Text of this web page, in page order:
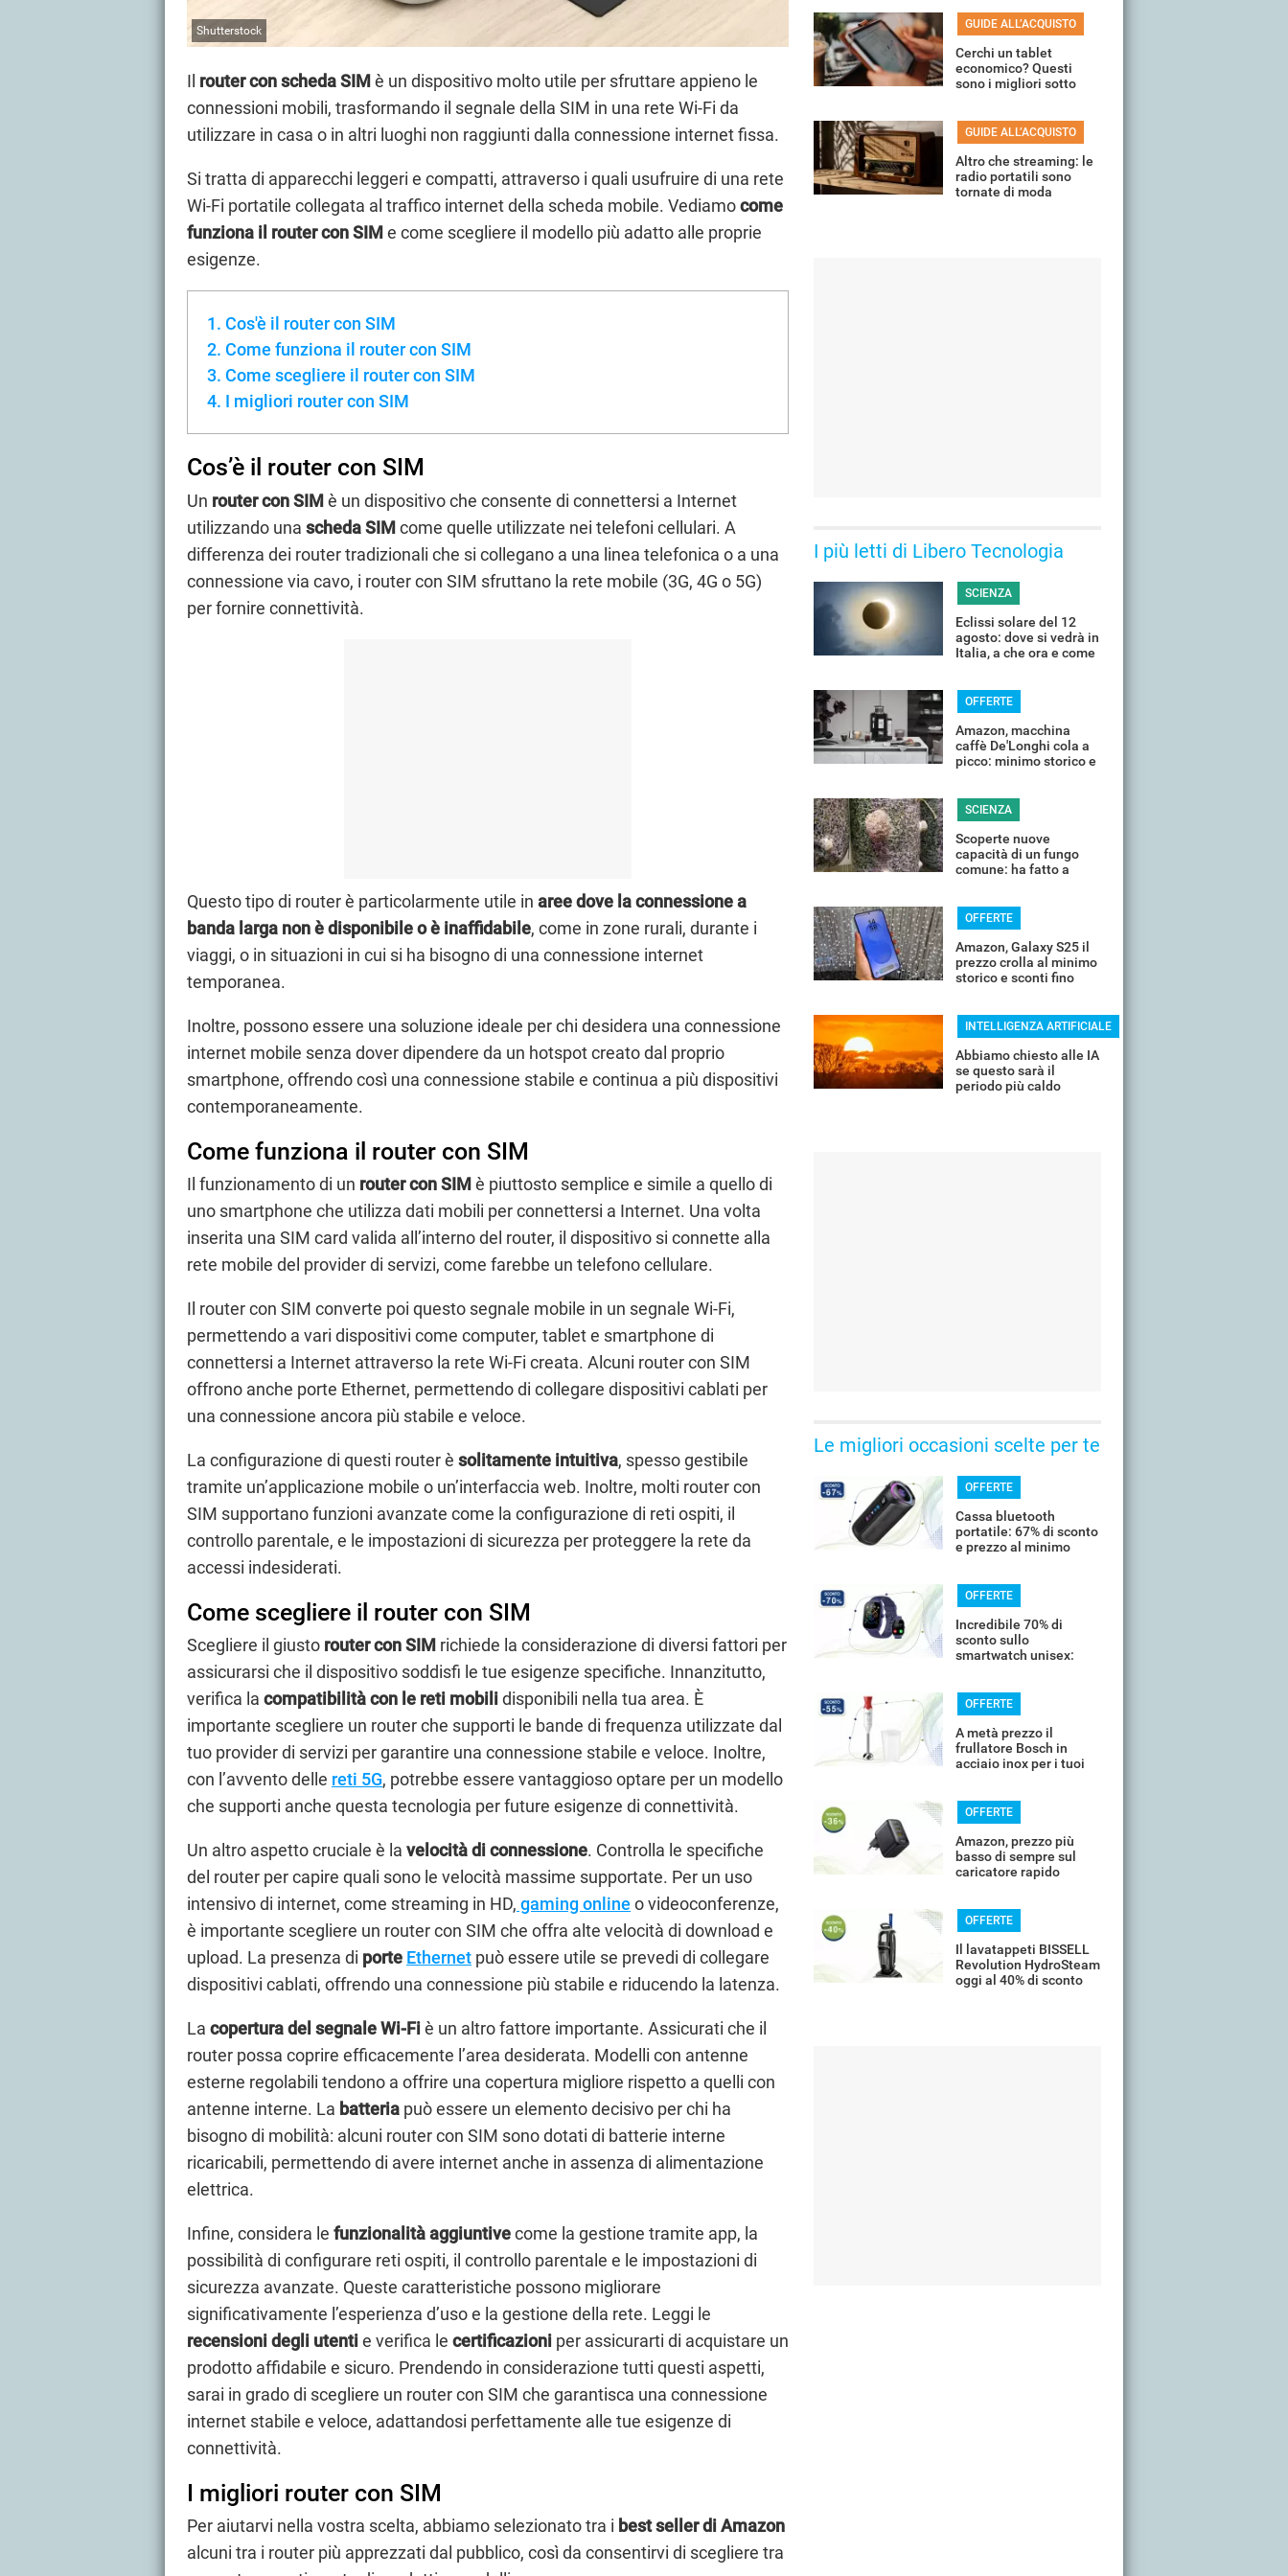
Shutterstock
Il router con scheda SIM è un dispositivo molto utile per sfruttare appieno le
connessioni mobili, trasformando il segnale della SIM in una rete Wi-Fi da
utilizzare in casa o in altri luoghi non raggiunti dalla connessione internet fissa.
Si tratta di apparecchi leggeri e compatti, attraverso i quali usufruire di una rete
Wi-Fi portatile collegata al traffico internet della scheda mobile. Vediamocome
funziona il router con SIM e come scegliere il modello più adatto alle proprie
esigenze.
Cos'è il router con SIM
Come funziona il router con SIM
Come scegliere il router con SIM
I migliori router con SIM
Cos’è il router con SIM
Un router con SIMè un dispositivo che consente di connettersi a Internet
utilizzando una scheda SIMcome quelle utilizzate nei telefoni cellulari. A
differenza dei router tradizionali che si collegano a una linea telefonica o a una
connessione via cavo, i router con SIM sfruttano la rete mobile (3G, 4G o 5G)
per fornire connettività.
Questo tipo di router è particolarmente utile in aree dove la connessione a
banda larga non è disponibile o è inaffidabile, come in zone rurali, durante i
viaggi, o in situazioni in cui si ha bisogno di una connessione internet
temporanea.
Inoltre, possono essere una soluzione ideale per chi desidera una connessione
internet mobile senza dover dipendere da un hotspot creato dal proprio
smartphone, offrendo così una connessione stabile e continua a più dispositivi
contemporaneamente.
Come funziona il router con SIM
Il funzionamento di un router con SIM è piuttosto semplice e simile a quello di
uno smartphone che utilizza dati mobili per connettersi a Internet. Una volta
inserita una SIM card valida all’interno del router, il dispositivo si connette alla
rete mobile del provider di servizi, come farebbe un telefono cellulare.
Il router con SIM converte poi questo segnale mobile in un segnale Wi-Fi,
permettendo a vari dispositivi come computer, tablet e smartphone di
connettersi a Internet attraverso la rete Wi-Fi creata. Alcuni router con SIM
offrono anche porte Ethernet, permettendo di collegare dispositivi cablati per
una connessione ancora più stabile e veloce.
La configurazione di questi router è solitamente intuitiva, spesso gestibile
tramite un’applicazione mobile o un’interfaccia web. Inoltre, molti router con
SIM supportano funzioni avanzate come la configurazione di reti ospiti, il
controllo parentale, e le impostazioni di sicurezza per proteggere la rete da
accessi indesiderati.
Come scegliere il router con SIM
Scegliere il giusto router con SIM richiede la considerazione di diversi fattori per
assicurarsi che il dispositivo soddisfi le tue esigenze specifiche. Innanzitutto,
verifica la compatibilità con le reti mobilidisponibili nella tua area. È
importante scegliere un router che supporti le bande di frequenza utilizzate dal
tuo provider di servizi per garantire una connessione stabile e veloce. Inoltre,
con l’avvento delle reti 5G, potrebbe essere vantaggioso optare per un modello
che supporti anche questa tecnologia per future esigenze di connettività.
Un altro aspetto cruciale è la velocità di connessione. Controlla le specifiche
del router per capire quali sono le velocità massime supportate. Per un uso
intensivo di internet, come streaming in HD, gaming online o videoconferenze,
è importante scegliere un router con SIM che offra alte velocità di download e
upload. La presenza di porte Ethernet può essere utile se prevedi di collegare
dispositivi cablati, offrendo una connessione più stabile e riducendo la latenza.
La copertura del segnale Wi-Fiè un altro fattore importante. Assicurati che il
router possa coprire efficacemente l’area desiderata. Modelli con antenne
esterne regolabili tendono a offrire una copertura migliore rispetto a quelli con
antenne interne. La batteria può essere un elemento decisivo per chi ha
bisogno di mobilità: alcuni router con SIM sono dotati di batterie interne
ricaricabili, permettendo di avere internet anche in assenza di alimentazione
elettrica.
Infine, considera le funzionalità aggiuntivecome la gestione tramite app, la
possibilità di configurare reti ospiti, il controllo parentale e le impostazioni di
sicurezza avanzate. Queste caratteristiche possono migliorare
significativamente l’esperienza d’uso e la gestione della rete. Leggi le
recensioni degli utentie verifica le certificazioni per assicurarti di acquistare un
prodotto affidabile e sicuro. Prendendo in considerazione tutti questi aspetti,
sarai in grado di scegliere un router con SIM che garantisca una connessione
internet stabile e veloce, adattandosi perfettamente alle tue esigenze di
connettività.
I migliori router con SIM
Per aiutarvi nella vostra scelta, abbiamo selezionato tra i best seller di Amazon
alcuni tra i router più apprezzati dal pubblico, così da consentirvi di scegliere tra
GUIDE ALL’ACQUISTO
Cerchi un tablet
economico? Questi
sono i migliori sotto
GUIDE ALL’ACQUISTO
Altro che streaming: le
radio portatili sono
tornate di moda
I più letti di Libero Tecnologia
SCIENZA
Eclissi solare del 12
agosto: dove si vedrà in
Italia, a che ora e come
OFFERTE
Amazon, macchina
caffè De'Longhi cola a
picco: minimo storico e
SCIENZA
Scoperte nuove
capacità di un fungo
comune: ha fatto a
OFFERTE
Amazon, Galaxy S25 il
prezzo crolla al minimo
storico e sconti fino
INTELLIGENZA ARTIFICIALE
Abbiamo chiesto alle IA
se questo sarà il
periodo più caldo
Le migliori occasioni scelte per te
OFFERTE
Cassa bluetooth
portatile: 67% di sconto
e prezzo al minimo
OFFERTE
Incredibile 70% di
sconto sullo
smartwatch unisex:
OFFERTE
A metà prezzo il
frullatore Bosch in
acciaio inox per i tuoi
OFFERTE
Amazon, prezzo più
basso di sempre sul
caricatore rapido
OFFERTE
Il lavatappeti BISSELL
Revolution HydroSteam
oggi al 40% di sconto